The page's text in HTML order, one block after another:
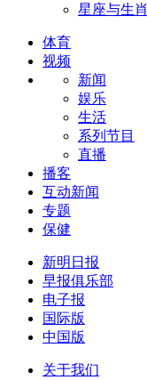
星座与生肖
体育
视频
新闻
娱乐
生活
系列节目
直播
播客
互动新闻
专题
保健
新明日报
早报俱乐部
电子报
国际版
中国版
关于我们